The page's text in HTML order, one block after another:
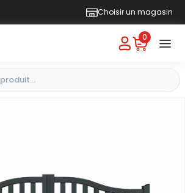
Choisir un magasin
0